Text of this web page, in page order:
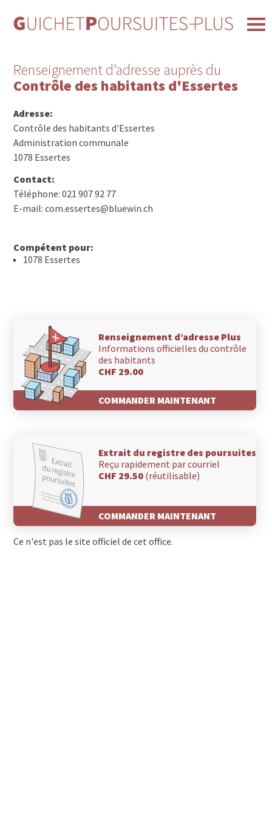
Renseignement d’adresse auprès du
Contrôle des habitants d'Essertes
Adresse:
Contrôle des habitants d'Essertes
Administration communale
1078 Essertes
Contact:
Téléphone: 021 907 92 77
E-mail: com.essertes@bluewin.ch
Compétent pour:
1078 Essertes
Renseignement d’adresse Plus
Informations officielles du contrôle
des habitants
CHF 29.00
COMMANDER MAINTENANT
Extrait du registre des poursuites
Reçu rapidement par courriel
CHF 29.50 (réutilisable)
COMMANDER MAINTENANT
Ce n'est pas le site officiel de cet office.